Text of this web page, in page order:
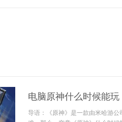
电脑原神什么时候能玩
导语：《原神》是一款由米哈游